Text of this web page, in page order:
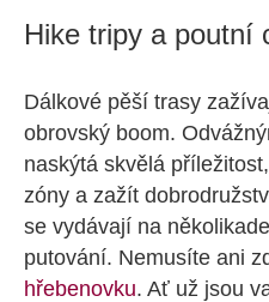
Hike tripy a poutní
Dálkové pěší trasy
obrovský boom.
naskýtá skvělá
zóny a zažít
se vydávají na
putování. Nemusíte ani
hřebenovku. Ať už jsou